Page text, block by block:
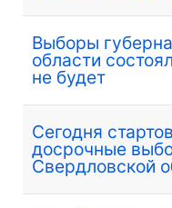
Выборы
области
не будет
Сегодня
досрочные
Свердловской